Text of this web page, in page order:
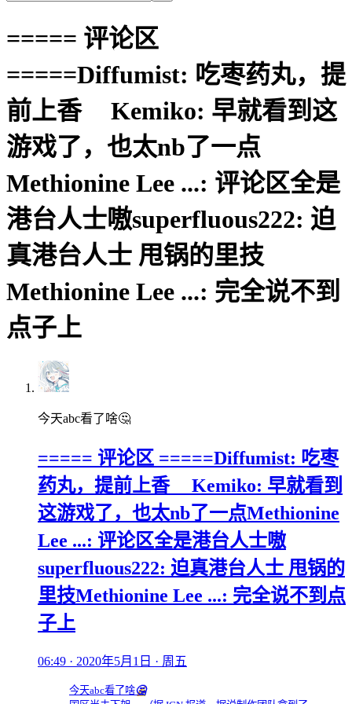
===== 评论区
=====Diffumist: 吃枣药丸，提
前上香ㅤ Kemiko: 早就看到这
游戏了，也太nb了一点
Methionine Lee ...: 评论区全是
港台人士嗷superfluous222: 迫
真港台人士 甩锅的里技
Methionine Lee ...: 完全说不到
点子上
今天abc看了啥🤔
===== 评论区 =====Diffumist: 吃枣
药丸，提前上香ㅤ Kemiko: 早就看到
这游戏了，也太nb了一点Methionine
Lee ...: 评论区全是港台人士嗷
superfluous222: 迫真港台人士 甩锅的
里技Methionine Lee ...: 完全说不到点
子上
06:49 · 2020年5月1日 · 周五
今天abc看了啥🤔